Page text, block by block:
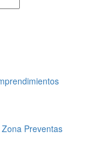
Preventas